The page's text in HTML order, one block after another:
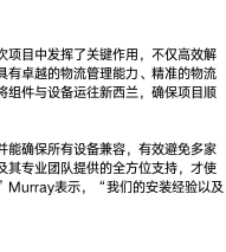
项目中发挥了关键作用，不仅高效解
有卓越的物流管理能力、精准的物流
组件与设备运往新西兰，确保项目顺
能确保所有设备兼容，有效避免多家
其专业团队提供的全方位支持，才使
表示，“我们的安装经验以及